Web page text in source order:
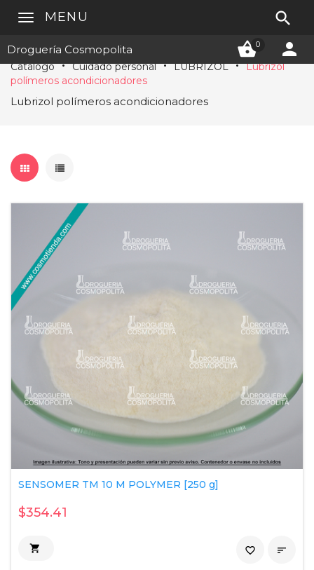
Droguería Cosmopolita 0 
MENU 
Catálogo Cuidado personal LUBRIZOL
Lubrizol
polímeros acondicionadores
Lubrizol polímeros acondicionadores
SENSOMER TM 10 M POLYMER [250 g]
$354.41
 
favorite_border